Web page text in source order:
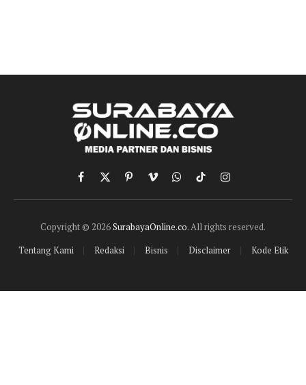
Facebook
X
(Twitter)
PinterestVimeoWhatsApp
TikTokInstagram
Copyright © 2026SurabayaOnline.co. All rights reserved.
Tentang Kami
Redaksi Bisnis Disclaimer Kode Etik